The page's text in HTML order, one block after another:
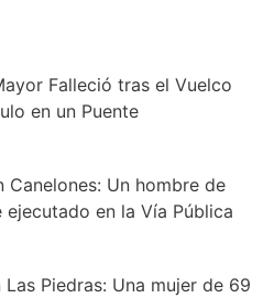
Falleció tras el Vuelco
en un Puente
Canelones: Un hombre de
ejecutado en la Vía Pública
Las Piedras: Una mujer de 69